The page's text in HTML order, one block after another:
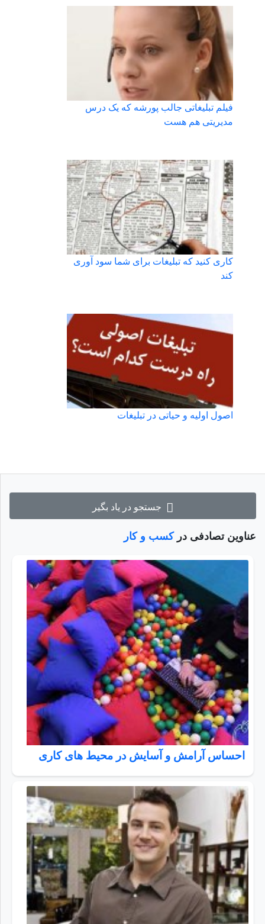
جستجو در یاد بگیر
عناوین تصادفی درکسب و کار
احساس آرامش و آسایش در محیط‌ های کاری
فیلم تبلیغاتی جالب پورشه که یک درس
مدیریتی هم هست
کاری کنید که تبلیغات برای شما سود آوری
کند
اصول اولیه و حیاتی در تبلیغات